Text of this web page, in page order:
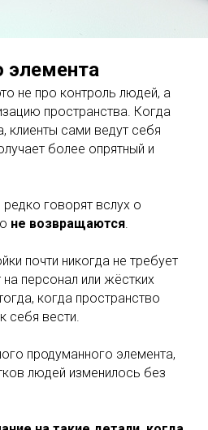
элемента
не про контроль людей, а
пространства. Когда
клиенты сами ведут себя
более опрятный и
редко говорят вслух о
не возвращаются.
почти никогда не требует
персонал или жёстких
когда пространство
себя вести.
продуманного элемента,
людей изменилось без